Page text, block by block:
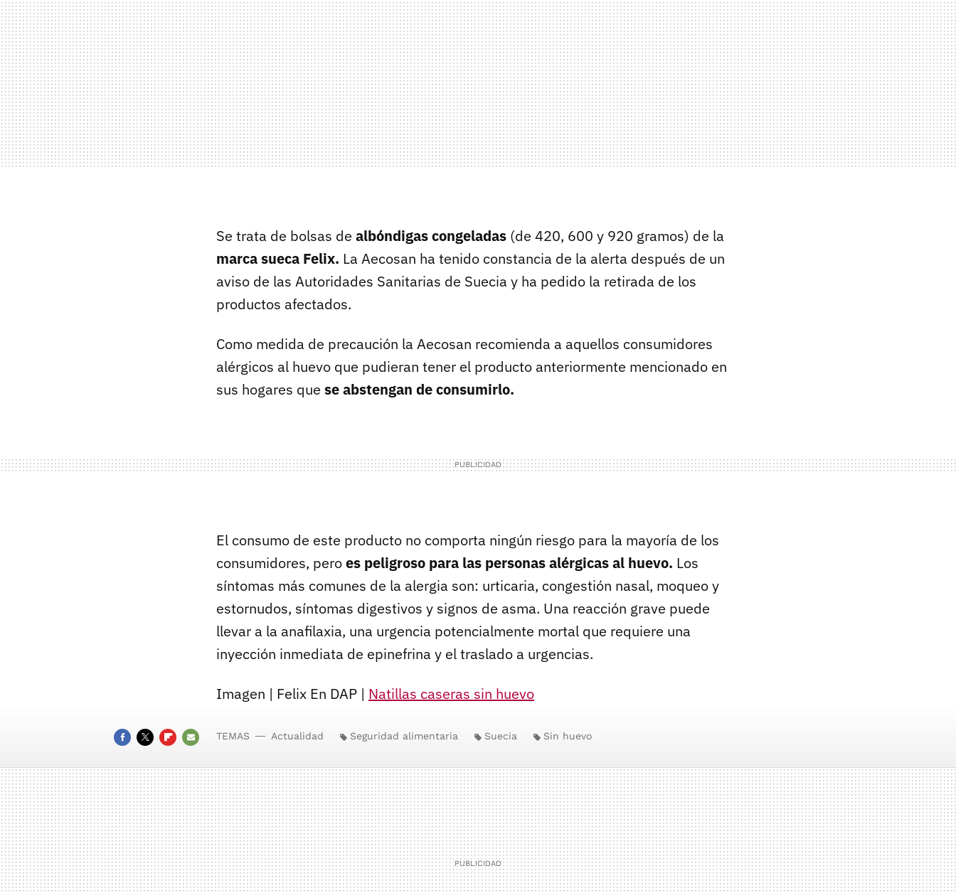
Se trata de bolsas de albóndigas congeladas (de 420, 600 y 920 gramos) de la
marca sueca Felix. La Aecosan ha tenido constancia de la alerta después de un
aviso de las Autoridades Sanitarias de Suecia y ha pedido la retirada de los
productos afectados.
Como medida de precaución la Aecosan recomienda a aquellos consumidores
alérgicos al huevo que pudieran tener el producto anteriormente mencionado en
sus hogares que se abstengan de consumirlo.
El consumo de este producto no comporta ningún riesgo para la mayoría de los
consumidores, peroes peligroso para las personas alérgicas al huevo. Los
síntomas más comunes de la alergia son: urticaria, congestión nasal, moqueo y
estornudos, síntomas digestivos y signos de asma. Una reacción grave puede
llevar a la anafilaxia, una urgencia potencialmente mortal que requiere una
inyección inmediata de epinefrina y el traslado a urgencias.
Imagen | Felix En DAP | Natillas caseras sin huevo
MAIL
TEMAS Actualidad Seguridad alimentaria Suecia Sin huevo